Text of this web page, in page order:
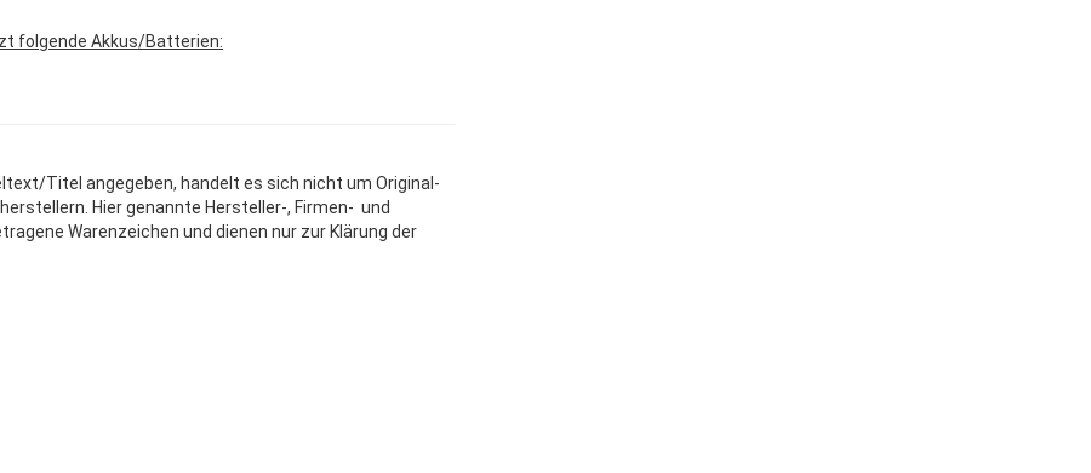
folgende Akkus/Batterien:
Titel angegeben, handelt es sich nicht um Original-
Hier genannte Hersteller-, Firmen- und
Warenzeichen und dienen nur zur Klärung der